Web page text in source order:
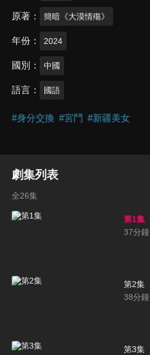
原著 簡暗《大漠情殤》
年份 2024
國別 中國
語言 國語
#身分交換 #宮鬥 #新疆美女
劇集列表
全26集
第1集
37分鐘
第2集
38分鐘
第3集